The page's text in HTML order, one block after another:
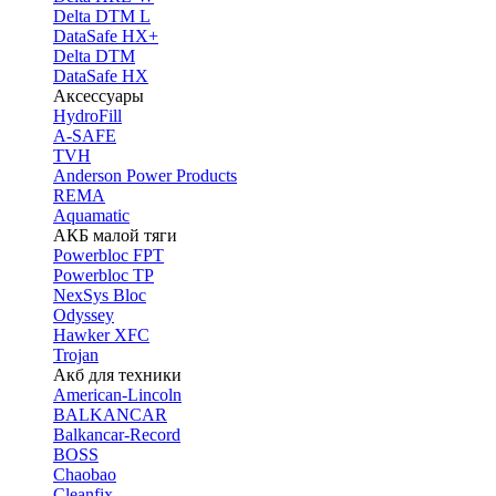
Delta DTM L
DataSafe HX+
Delta DTM
DataSafe HX
Аксессуары
HydroFill
A-SAFE
TVH
Anderson Power Products
REMA
Aquamatic
АКБ малой тяги
Powerbloc FPT
Powerbloc TP
NexSys Bloc
Odyssey
Hawker XFC
Trojan
Акб для техники
American-Lincoln
BALKANCAR
Balkancar-Record
BOSS
Chaobao